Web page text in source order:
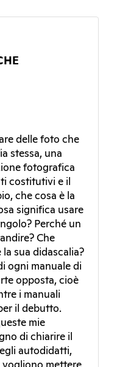
delle foto che
stessa, una
fotografica
costitutivi e il
che cosa è la
significa usare
Perché un
Che
sua didascalia?
ogni manuale di
opposta, cioè
i manuali
il debutto.
mie
di chiarire il
autodidatti,